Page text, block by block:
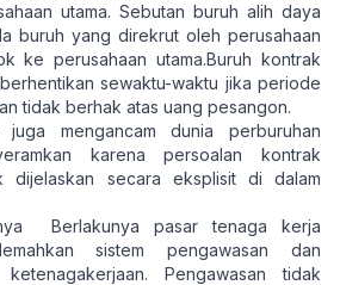
utama. Sebutan buruh alih daya
buruh yang direkrut oleh perusahaan
ke perusahaan utama.Buruh kontrak
sewaktu-waktu jika periode
tidak berhak atas uang pesangon.
mengancam dunia perburuhan
karena persoalan kontrak
dijelaskan secara eksplisit di dalam
Berlakunya pasar tenaga kerja
sistem pengawasan dan
Pengawasan tidak